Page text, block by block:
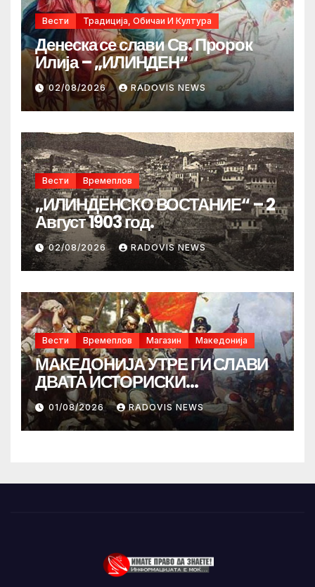
Вести Традиција, Обичаи И Култура
Денеска се слави Св. Пророк
Илија – „ИЛИНДЕН“
02/08/2026 RADOVIS NEWS
Вести Времеплов
„ИЛИНДЕНСКО ВОСТАНИЕ“ – 2
Август 1903 год.
02/08/2026 RADOVIS NEWS
Вести Времеплов Магазин Македонија
МАКЕДОНИЈА УТРЕ ГИ СЛАВИ
ДВАТА ИСТОРИСКИ
ИЛИНДЕНА!
01/08/2026 RADOVIS NEWS